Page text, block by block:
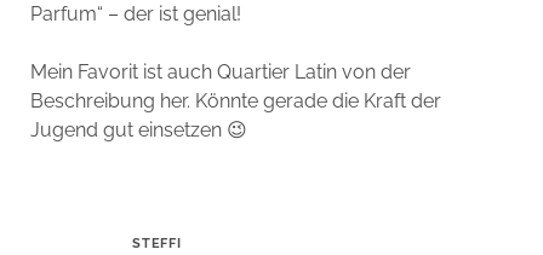
Parfum“ – der ist genial!
Mein Favorit ist auch Quartier Latin von der
Beschreibung her. Könnte gerade die Kraft der
Jugend gut einsetzen 😉
STEFFI